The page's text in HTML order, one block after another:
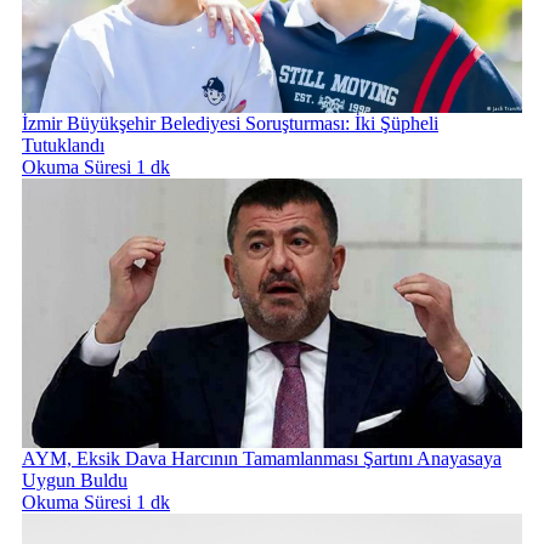
İzmir Büyükşehir Belediyesi Soruşturması: İki Şüpheli
Tutuklandı
Okuma Süresi 1 dk
AYM, Eksik Dava Harcının Tamamlanması Şartını Anayasaya
Uygun Buldu
Okuma Süresi 1 dk